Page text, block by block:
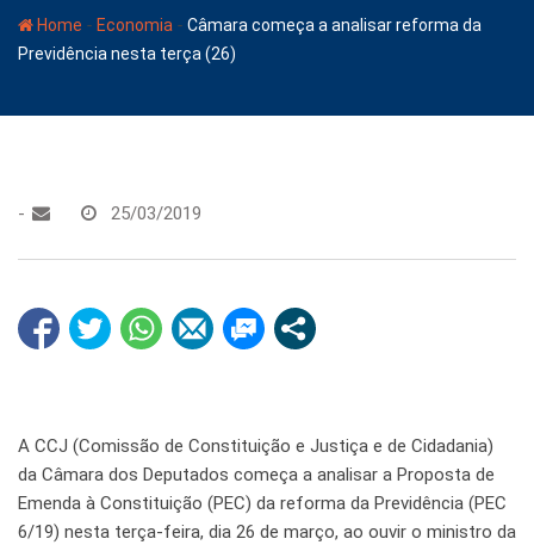
Home - Economia - Câmara começa a analisar reforma da
Previdência nesta terça (26)
- 25/03/2019
A CCJ (Comissão de Constituição e Justiça e de Cidadania)
da Câmara dos Deputados começa a analisar a Proposta de
Emenda à Constituição (PEC) da reforma da Previdência (PEC
6/19) nesta terça-feira, dia 26 de março, ao ouvir o ministro da